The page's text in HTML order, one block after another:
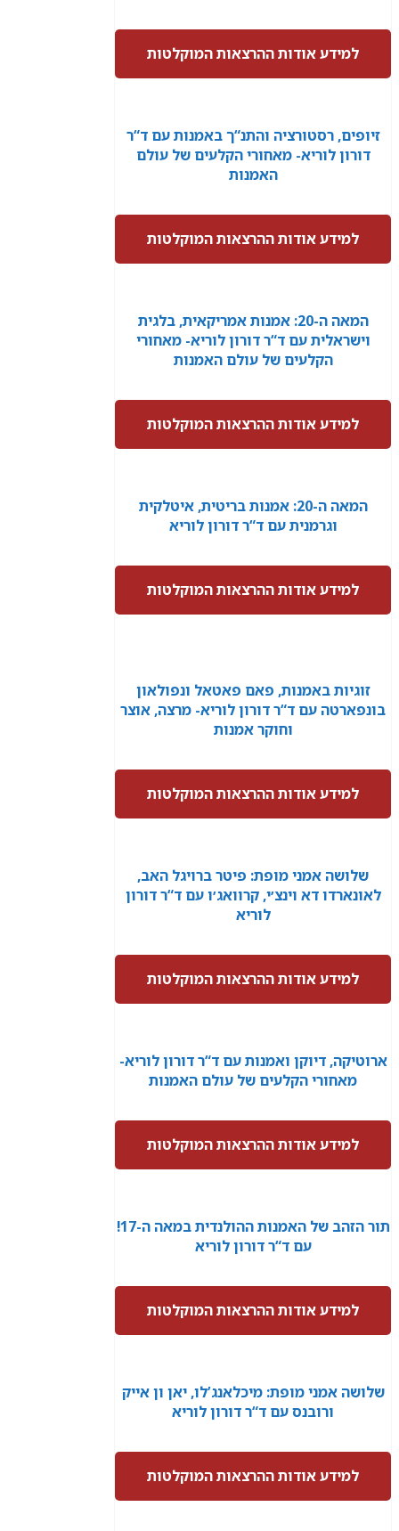
למידע אודות ההרצאות המוקלטות
זיופים, רסטורציה והתנ“ך באמנות עם ד“ר
דורון לוריא- מאחורי הקלעים של עולם
האמנות
למידע אודות ההרצאות המוקלטות
המאה ה-20: אמנות אמריקאית, בלגית
וישראלית עם ד“ר דורון לוריא- מאחורי
הקלעים של עולם האמנות
למידע אודות ההרצאות המוקלטות
המאה ה-20: אמנות בריטית, איטלקית
וגרמנית עם ד“ר דורון לוריא
למידע אודות ההרצאות המוקלטות
זוגיות באמנות, פאם פאטאל ונפולאון
בונפארטה עם ד“ר דורון לוריא- מרצה, אוצר
וחוקר אמנות
למידע אודות ההרצאות המוקלטות
שלושה אמני מופת: פיטר ברויגל האב,
לאונארדו דא וינצ׳י, קרוואג׳ו עם ד“ר דורון
לוריא
למידע אודות ההרצאות המוקלטות
ארוטיקה, דיוקן ואמנות עם ד“ר דורון לוריא-
מאחורי הקלעים של עולם האמנות
למידע אודות ההרצאות המוקלטות
תור הזהב של האמנות ההולנדית במאה ה-17!
עם ד“ר דורון לוריא
למידע אודות ההרצאות המוקלטות
שלושה אמני מופת: מיכלאנג’לו, יאן ון אייק
ורובנס עם ד“ר דורון לוריא
למידע אודות ההרצאות המוקלטות